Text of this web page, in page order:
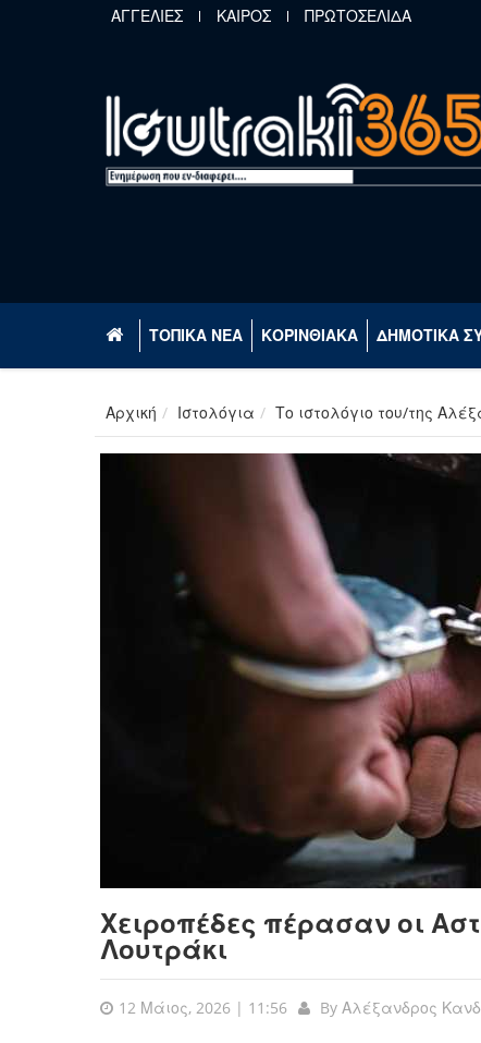
Παράκαμψη προς το κυρίως περιεχόμενο
ΑΓΓΕΛΙΕΣ ΚΑΙΡΟΣ ΠΡΩΤΟΣΕΛΙΔΑ
ΤΟΠΙΚΑ ΝΕΑ ΚΟΡΙΝΘΙΑΚΑ ΔΗΜΟΤΙΚΑ
Αρχική Ιστολόγια Το ιστολόγιο του/της
Χειροπέδες πέρασαν οι
Λουτράκι
12 Μάιος, 2026 | 11:56 By Αλέξανδρος